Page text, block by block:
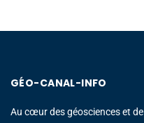
GÉO-CANAL-INFO
Au cœur des géosciences et